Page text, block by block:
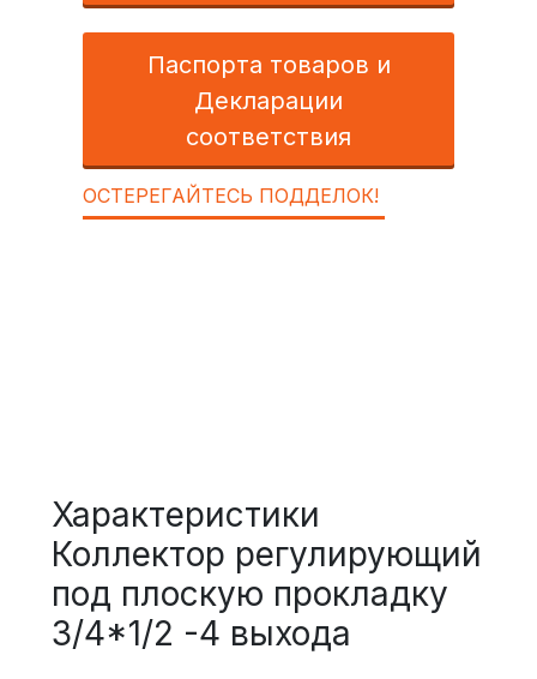
Паспорта товаров и
Декларации
соответствия
ОСТЕРЕГАЙТЕСЬ ПОДДЕЛОК!
Характеристики
Коллектор регулирующий
под плоскую прокладку
3/4*1/2 -4 выхода